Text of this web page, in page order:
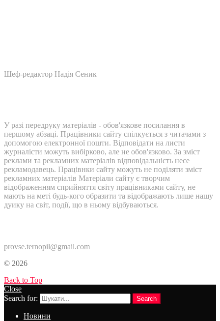
Шеф-редактор Надія Сеник
У разі передруку матеріалів - обов'язкове посилання в
першому абзаці. Працівники сайту спілкується з читачами з
допомогою електронної пошти. Відповідати на листи
журналісти можуть вибірково, але не обов'язково. За зміст
реклами та рекламних матеріалів відповідальність несе
рекламодавець. Працівнки сайту можуть не поділяти зміст
рекламних матеріалів Матеріали сайту є творчим
відображенням сприйняття світу працівниками сайту, не
мають на меті будь-кого образити та відображають лише нашу
дуику на світ, події, що в ньому відбуваються.
provse.ternopil@gmail.com
© 2026
Back to Top
Close
Search for:
Search
Новини